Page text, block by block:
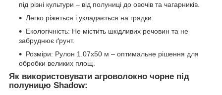
під різні культури – від полуниці до овочів та чагарників.
Легко ріжеться і укладається на грядки.
Екологічність: Не містить шкідливих речовин та не
забруднює ґрунт.
Розміри: Рулон 1.07х50 м – оптимальне рішення для
обробки великих площ.
Як використовувати агроволокно чорне під
полуницю Shadow: